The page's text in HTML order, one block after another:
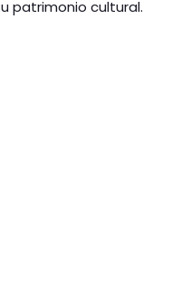
patrimonio cultural​.